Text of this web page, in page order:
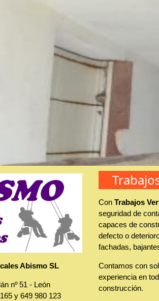
Abismo SL
nº 51 - León
y649 980 123
Con Trabajos
seguridad de
capaces de
defecto o
fachadas,
Contamos con
experiencia en
construcción.